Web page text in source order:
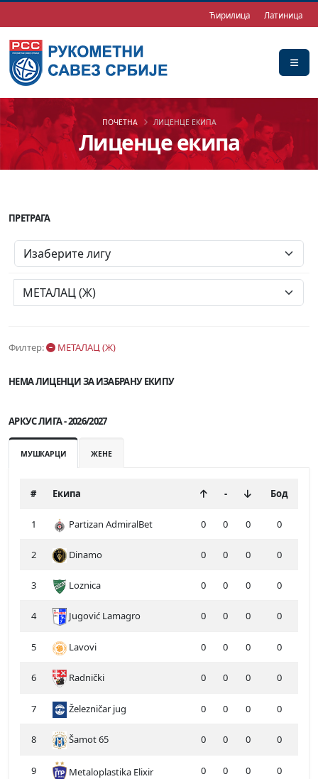
Ћирилица Латиница
Лиценце екипа
ПОЧЕТНА ЛИЦЕНЦЕ ЕКИПА
Филтер: МЕТАЛАЦ (Ж)
НЕМА ЛИЦЕНЦИ ЗА ИЗАБРАНУ ЕКИПУ
ПРЕТРАГА
АРКУС ЛИГА - 2026/2027
МУШКАРЦИ ЖЕНЕ
# Екипа - Бод
1 Partizan AdmiralBet 0 0 0 0
2 Dinamo 0 0 0 0
3 Loznica 0 0 0 0
4 Jugović Lamagro 0 0 0 0
5 Lavovi 0 0 0 0
6 Radnički 0 0 0 0
7 Železničar jug 0 0 0 0
8 Šamot 65 0 0 0 0
9 Metaloplastika Elixir 0 0 0 0